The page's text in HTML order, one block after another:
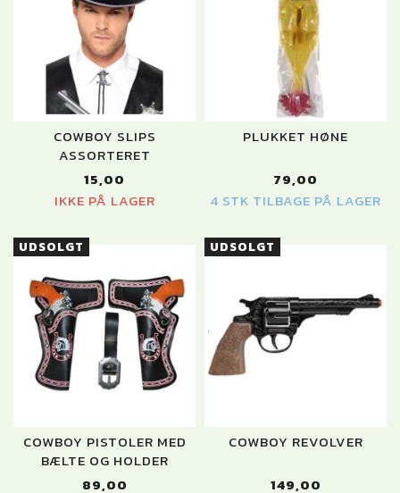
COWBOY SLIPS
ASSORTERET
15,00
IKKE PÅ LAGER
PLUKKET HØNE
79,00
4 STK TILBAGE PÅ LAGER
UDSOLGT
COWBOY PISTOLER MED
BÆLTE OG HOLDER
89,00
UDSOLGT
COWBOY REVOLVER
149,00